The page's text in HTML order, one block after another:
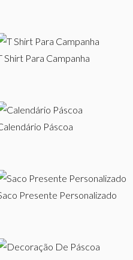
Shirt Para Campanha
Páscoa
Presente Personalizado